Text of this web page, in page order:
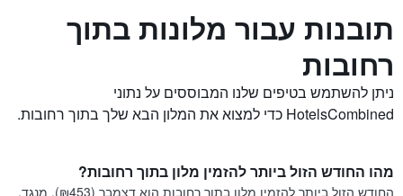
תובנות עבור מלונות בתוך
רחובות
ניתן להשתמש בטיפים שלנו המבוססים על נתוני
HotelsCombined כדי למצוא את המלון הבא שלך בתוך רחובות.
מהו החודש הזול ביותר להזמין מלון בתוך רחובות?
החודש הזול ביותר להזמין מלון בתוך רחובות הוא דצמבר (₪453). מנגד,